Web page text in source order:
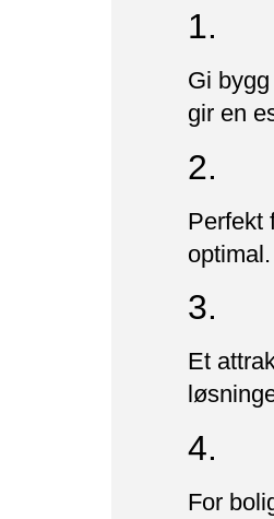
1.
Gi
gir en
2.
Perfekt
3.
Et
4.
For